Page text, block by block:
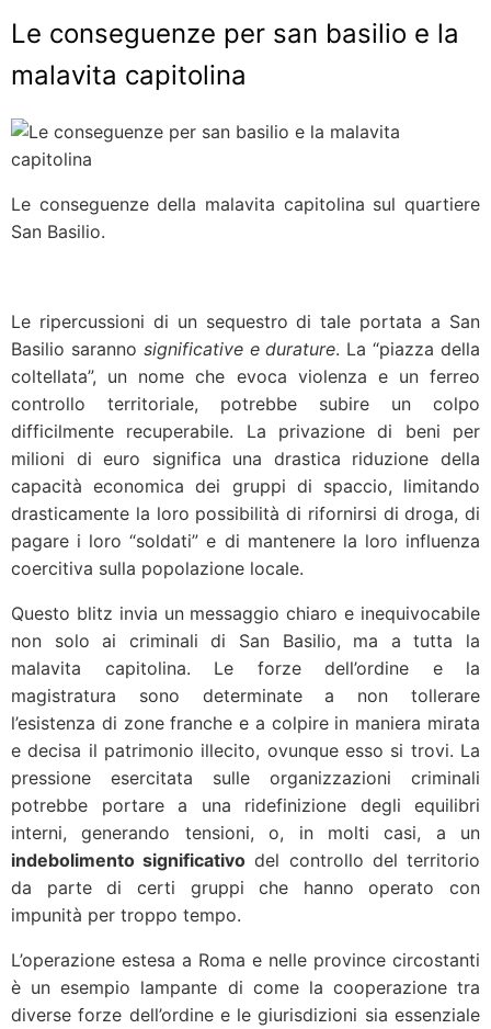
Le conseguenze per san basilio e la
malavita capitolina
Le conseguenze della malavita capitolina sul quartiere
San Basilio.
Le ripercussioni di un sequestro di tale portata a San
Basilio saranno significative e durature. La “piazza della
coltellata”, un nome che evoca violenza e un ferreo
controllo territoriale, potrebbe subire un colpo
difficilmente recuperabile. La privazione di beni per
milioni di euro significa una drastica riduzione della
capacità economica dei gruppi di spaccio, limitando
drasticamente la loro possibilità di rifornirsi di droga, di
pagare i loro “soldati” e di mantenere la loro influenza
coercitiva sulla popolazione locale.
Questo blitz invia un messaggio chiaro e inequivocabile
non solo ai criminali di San Basilio, ma a tutta la
malavita capitolina. Le forze dell’ordine e la
magistratura sono determinate a non tollerare
l’esistenza di zone franche e a colpire in maniera mirata
e decisa il patrimonio illecito, ovunque esso si trovi. La
pressione esercitata sulle organizzazioni criminali
potrebbe portare a una ridefinizione degli equilibri
interni, generando tensioni, o, in molti casi, a un
indebolimento significativo del controllo del territorio
da parte di certi gruppi che hanno operato con
impunità per troppo tempo.
L’operazione estesa a Roma e nelle province circostanti
è un esempio lampante di come la cooperazione tra
diverse forze dell’ordine e le giurisdizioni sia essenziale